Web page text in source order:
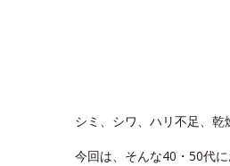
シミ、シワ、ハリ不足、乾
今回は、そんな40・50代